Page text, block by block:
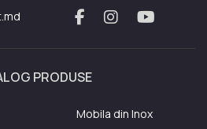
PRODUSE
Mobila din Inox